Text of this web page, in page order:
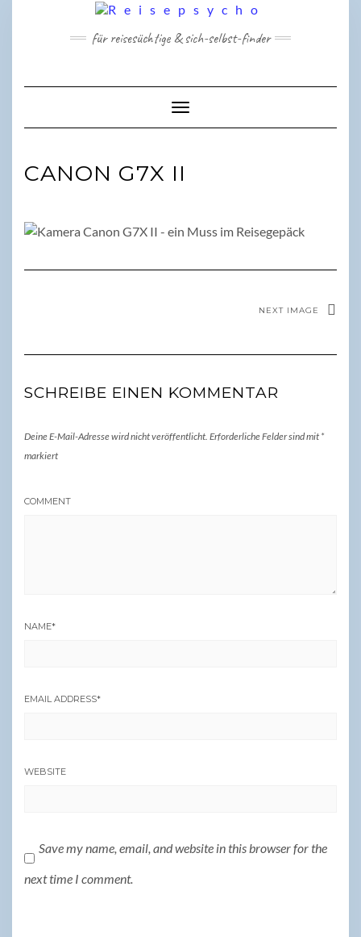
für reisesüchtige & sich-selbst-finder
Toggle Navigation
CANON G7X II
NEXT IMAGE
SCHREIBE EINEN KOMMENTAR
Deine E-Mail-Adresse wird nicht veröffentlicht. Erforderliche Felder sind mit *
markiert
COMMENT
NAME*
EMAIL ADDRESS*
WEBSITE
Save my name, email, and website in this browser for the
next time I comment.